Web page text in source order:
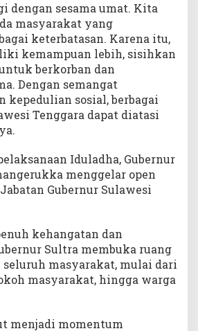
dengan sesama umat. Kita
masyarakat yang
keterbatasan. Karena itu,
kemampuan lebih, sisihkan
berkorban dan
Dengan semangat
kepedulian sosial, berbagai
Tenggara dapat diatasi
Iduladha, Gubernur
menggelar open
Gubernur Sulawesi
kehangatan dan
Sultra membuka ruang
masyarakat, mulai dari
masyarakat, hingga warga
menjadi momentum